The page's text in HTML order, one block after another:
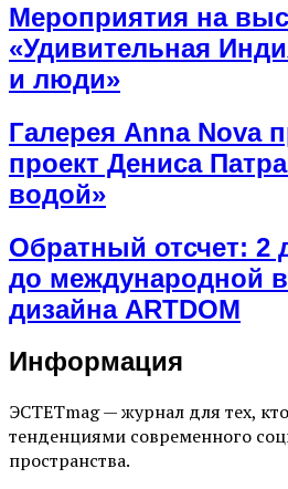
Мероприятия на
«Удивительная
и люди»
Галерея Anna Nova
проект Дениса
водой»
Обратный отсчет: 2
до международной
дизайна ARTDOM
Информация
ЭСТЕТmag — журнал для тех,
тенденциями современного
пространства.